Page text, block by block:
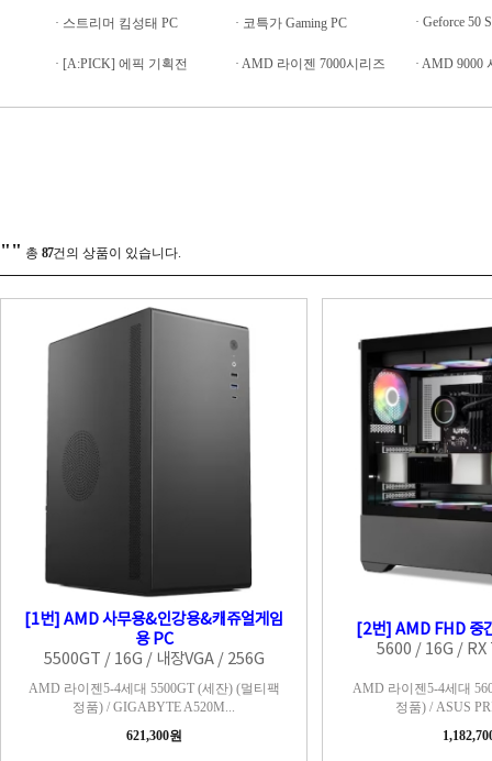
· 스트리머 킴성태 PC · 코특가 Gaming PC · Geforce 50
· [A:PICK] 에픽 기획전 · AMD 라이젠 7000시리즈 · AMD 9000